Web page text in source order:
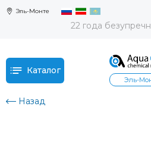
Эль-Монте
22 года
Каталог
Эль-
Назад